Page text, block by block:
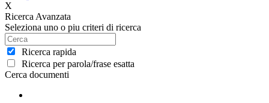
X
Ricerca Avanzata
Seleziona uno o piu criteri di ricerca
Ricerca rapida
Ricerca per parola/frase esatta
Cerca documenti